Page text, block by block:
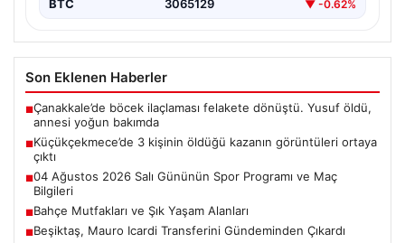
BTC 3065129 ▼ -0.62%
Son Eklenen Haberler
■Çanakkale’de böcek ilaçlaması felakete dönüştü. Yusuf öldü,
annesi yoğun bakımda
■Küçükçekmece’de 3 kişinin öldüğü kazanın görüntüleri ortaya
çıktı
■04 Ağustos 2026 Salı Gününün Spor Programı ve Maç
Bilgileri
■Bahçe Mutfakları ve Şık Yaşam Alanları
■Beşiktaş, Mauro Icardi Transferini Gündeminden Çıkardı